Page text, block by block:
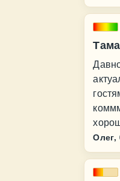
Олег,